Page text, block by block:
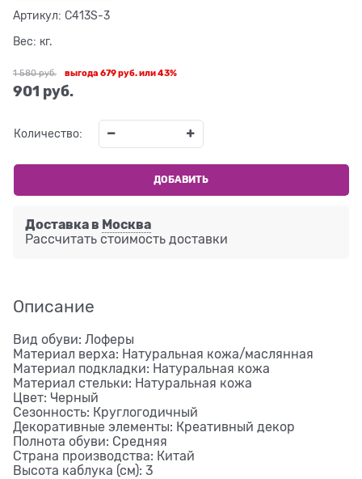
Артикул: C413S-3
Вес: кг.
1 580 руб.
901 руб.
выгода 679 руб.или43%
Количество:
ДОБАВИТЬ
Доставка в Москва
Рассчитать стоимость доставки
Описание
Вид обуви: Лоферы
Материал верха: Натуральная кожа/маслянная
Материал подкладки: Натуральная кожа
Материал стельки: Натуральная кожа
Цвет: Черный
Сезонность: Круглогодичный
Декоративные элементы: Креативный декор
Полнота обуви: Средняя
Страна производства: Китай
Высота каблука (см): 3